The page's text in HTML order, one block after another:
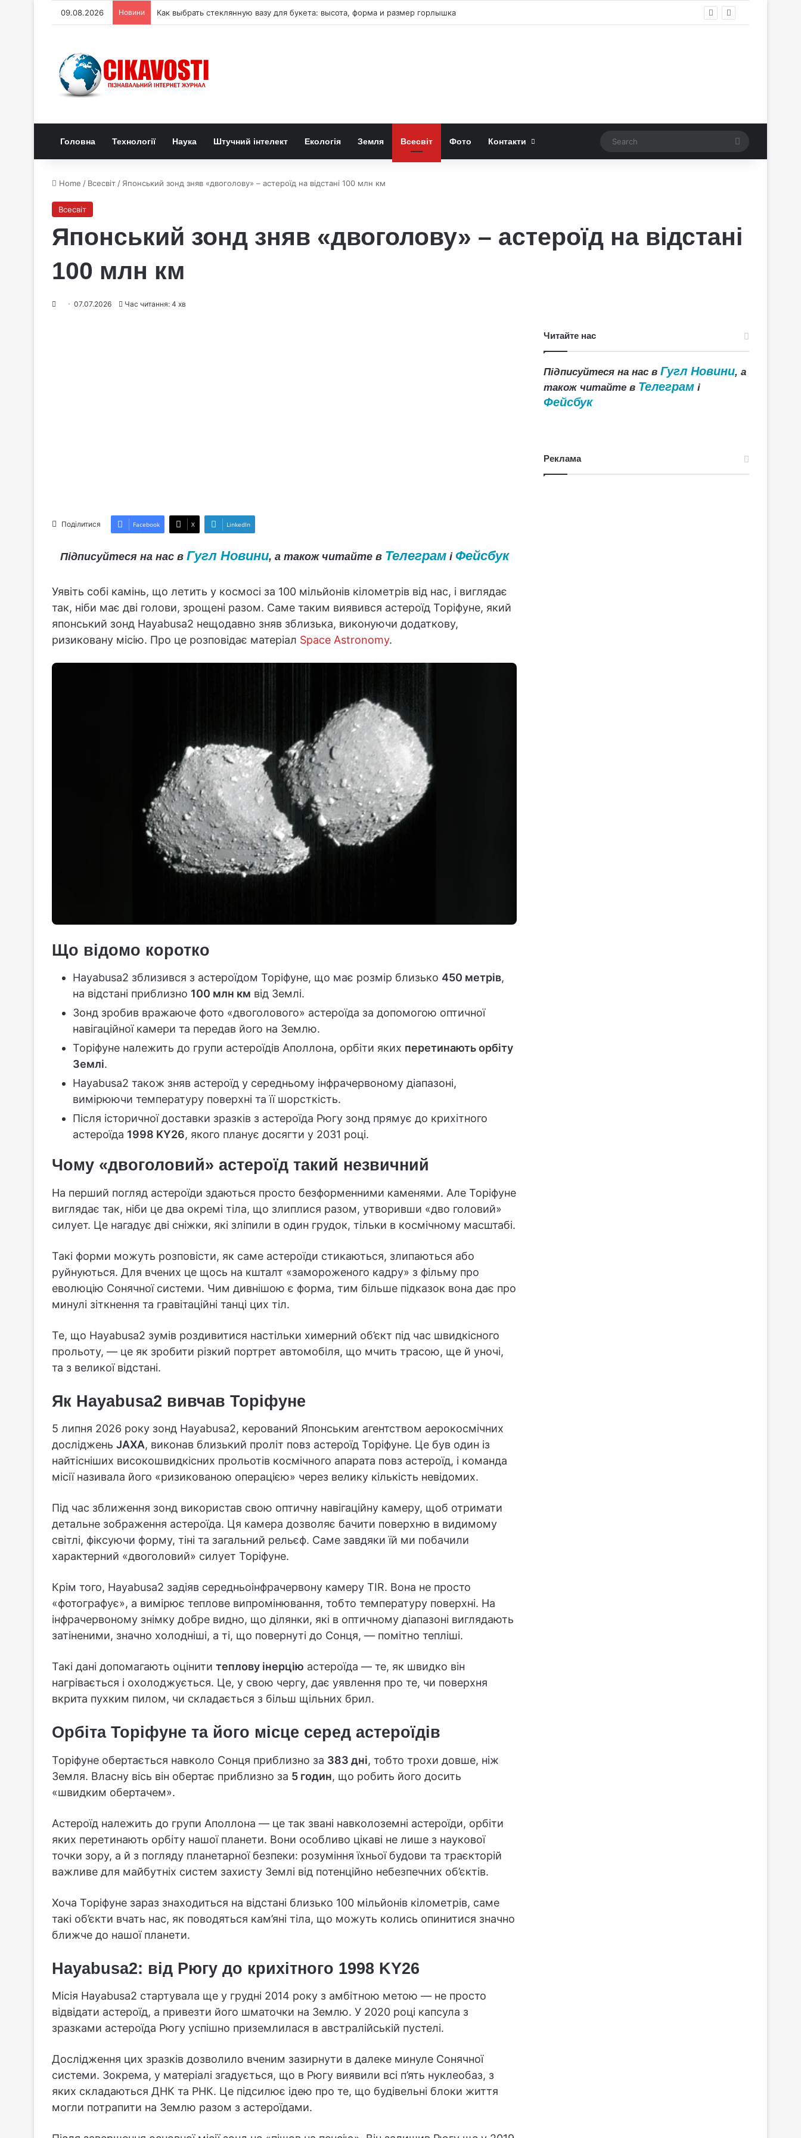
09.08.2026 Новини Гравірування на шкаралупі страусиних яєць показали складне мислення
Головна Технології Наука Штучний інтелект Екологія Земля Всесвіт Фото Контакти Search
Home / Всесвіт / Японський зонд зняв «двоголову» – астероїд на відстані 100 млн км
Всесвіт
Японський зонд зняв «двоголову» – астероїд на відстані
100 млн км
07.07.2026 Час читання: 4 хв
Поділитися Facebook X LinkedIn
Підписуйтеся на нас в Гугл Новини, а також читайте в Телеграмі Фейсбук
Уявіть собі камінь, що летить у космосі за 100 мільйонів кілометрів від нас, і виглядає
так, ніби має дві голови, зрощені разом. Саме таким виявився астероїд Торіфуне, який
японський зонд Hayabusa2 нещодавно зняв зблизька, виконуючи додаткову,
ризиковану місію. Про це розповідає матеріал Space Astronomy.
Що відомо коротко
Hayabusa2 зблизився з астероїдом Торіфуне, що має розмір близько 450 метрів,
на відстані приблизно 100 млн км від Землі.
Зонд зробив вражаюче фото «двоголового» астероїда за допомогою оптичної
навігаційної камери та передав його на Землю.
Торіфуне належить до групи астероїдів Аполлона, орбіти яких перетинають орбіту
Землі.
Hayabusa2 також зняв астероїд у середньому інфрачервоному діапазоні,
вимірюючи температуру поверхні та її шорсткість.
Після історичної доставки зразків з астероїда Рюгу зонд прямує до крихітного
астероїда 1998 KY26, якого планує досягти у 2031 році.
Чому «двоголовий» астероїд такий незвичний
На перший погляд астероїди здаються просто безформенними каменями. Але Торіфуне
виглядає так, ніби це два окремі тіла, що злиплися разом, утворивши «дво головий»
силует. Це нагадує дві сніжки, які зліпили в один грудок, тільки в космічному масштабі.
Такі форми можуть розповісти, як саме астероїди стикаються, злипаються або
руйнуються. Для вчених це щось на кшталт «замороженого кадру» з фільму про
еволюцію Сонячної системи. Чим дивнішою є форма, тим більше підказок вона дає про
минулі зіткнення та гравітаційні танці цих тіл.
Те, що Hayabusa2 зумів роздивитися настільки химерний об’єкт під час швидкісного
прольоту, — це як зробити різкий портрет автомобіля, що мчить трасою, ще й уночі,
та з великої відстані.
Як Hayabusa2 вивчав Торіфуне
5 липня 2026 року зонд Hayabusa2, керований Японським агентством аерокосмічних
досліджень JAXA, виконав близький проліт повз астероїд Торіфуне. Це був один із
найтісніших високошвидкісних прольотів космічного апарата повз астероїд, і команда
місії називала його «ризикованою операцією» через велику кількість невідомих.
Під час зближення зонд використав свою оптичну навігаційну камеру, щоб отримати
детальне зображення астероїда. Ця камера дозволяє бачити поверхню в видимому
світлі, фіксуючи форму, тіні та загальний рельєф. Саме завдяки їй ми побачили
характерний «двоголовий» силует Торіфуне.
Крім того, Hayabusa2 задіяв середньоінфрачервону камеру TIR. Вона не просто
«фотографує», а вимірює теплове випромінювання, тобто температуру поверхні. На
інфрачервоному знімку добре видно, що ділянки, які в оптичному діапазоні виглядають
затіненими, значно холодніші, а ті, що повернуті до Сонця, — помітно тепліші.
Такі дані допомагають оцінити теплову інерцію астероїда — те, як швидко він
нагрівається і охолоджується. Це, у свою чергу, дає уявлення про те, чи поверхня
вкрита пухким пилом, чи складається з більш щільних брил.
Орбіта Торіфуне та його місце серед астероїдів
Торіфуне обертається навколо Сонця приблизно за 383 дні, тобто трохи довше, ніж
Земля. Власну вісь він обертає приблизно за 5 годин, що робить його досить
«швидким обертачем».
Астероїд належить до групи Аполлона — це так звані навколоземні астероїди, орбіти
яких перетинають орбіту нашої планети. Вони особливо цікаві не лише з наукової
точки зору, а й з погляду планетарної безпеки: розуміння їхньої будови та траєкторій
важливе для майбутніх систем захисту Землі від потенційно небезпечних об’єктів.
Хоча Торіфуне зараз знаходиться на відстані близько 100 мільйонів кілометрів, саме
такі об’єкти вчать нас, як поводяться кам’яні тіла, що можуть колись опинитися значно
ближче до нашої планети.
Hayabusa2: від Рюгу до крихітного 1998 KY26
Місія Hayabusa2 стартувала ще у грудні 2014 року з амбітною метою — не просто
відвідати астероїд, а привезти його шматочки на Землю. У 2020 році капсула з
зразками астероїда Рюгу успішно приземлилася в австралійській пустелі.
Дослідження цих зразків дозволило вченим зазирнути в далеке минуле Сонячної
системи. Зокрема, у матеріалі згадується, що в Рюгу виявили всі п’ять нуклеобаз, з
яких складаються ДНК та РНК. Це підсилює ідею про те, що будівельні блоки життя
могли потрапити на Землю разом з астероїдами.
Читайте нас
Підписуйтеся на нас вГугл Новини, а
також читайте в Телеграм і
Фейсбук
Реклама